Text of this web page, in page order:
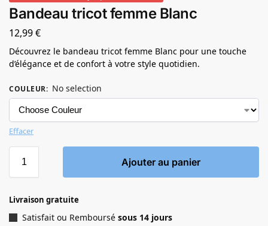
Bandeau tricot femme Blanc
12,99€
Découvrez le bandeau tricot femme Blanc pour une touche
d’élégance et de confort à votre style quotidien.
COULEUR: No selection
Effacer
Ajouter au panier
Livraison gratuite
Satisfait ou Remboursé sous 14 jours